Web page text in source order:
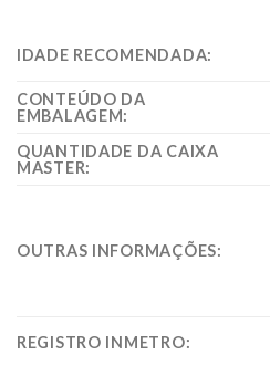
IDADE RECOMENDADA:
CONTEÚDO DA
EMBALAGEM:
QUANTIDADE DA CAIXA
MASTER:
OUTRAS INFORMAÇÕES:
REGISTRO INMETRO: